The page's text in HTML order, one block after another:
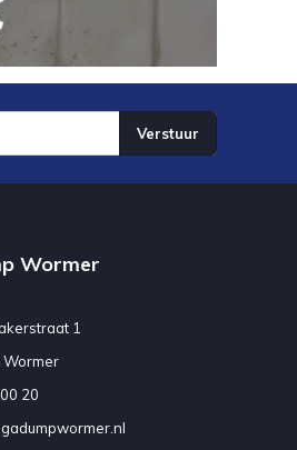
Verstuur
Wormer
1
Wormer
20